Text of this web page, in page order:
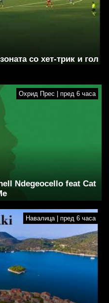
со хет-трик и гол
Охрид Прес | пред 6 часа
Ndegeocello feat Cat
Навалица | пред 6 часа